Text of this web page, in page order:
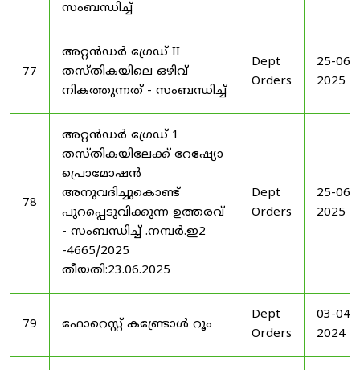
സംബന്ധിച്ച്
77
അറ്റൻഡർ ഗ്രേഡ് II
തസ്തികയിലെ ഒഴിവ്
നികത്തുന്നത് - സംബന്ധിച്ച്
Dept
Orders
25-06-
2025
78
അറ്റൻഡർ ഗ്രേഡ് 1
തസ്തികയിലേക്ക് റേഷ്യോ
പ്രൊമോഷൻ
അനുവദിച്ചുകൊണ്ട്
പുറപ്പെടുവിക്കുന്ന ഉത്തരവ്
- സംബന്ധിച്ച് .നമ്പർ.ഇ2
-4665/2025
തീയതി:23.06.2025
Dept
Orders
25-06-
2025
79 ഫോറെസ്റ്റ് കണ്ട്രോൾ റൂം
Dept
Orders
03-04-
2024